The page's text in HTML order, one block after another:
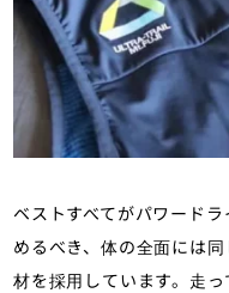
ベストすべてがパワード
めるべき、体の全面には
材を採用しています。走